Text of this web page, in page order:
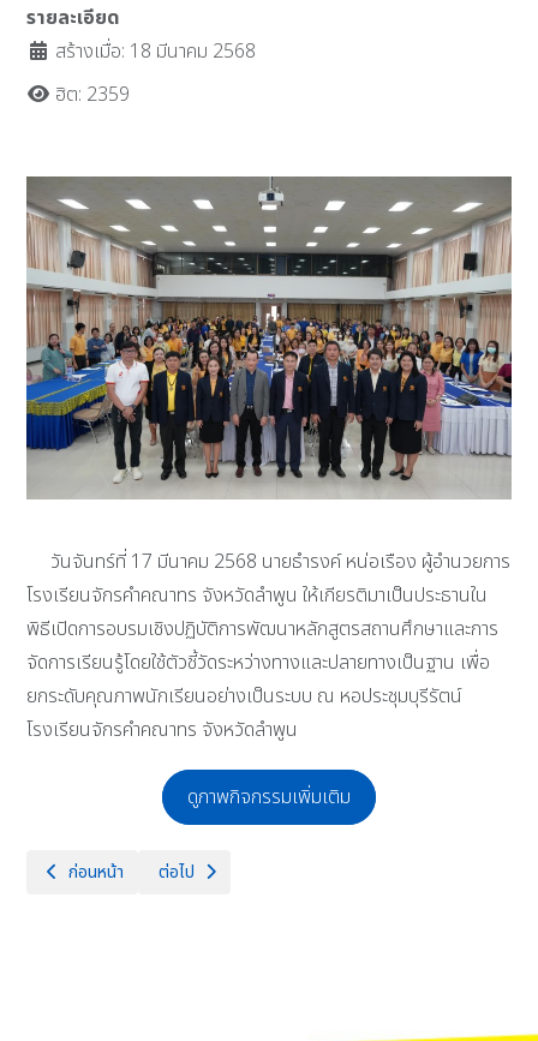
รายละเอียด
สร้างเมื่อ: 18 มีนาคม 2568
ฮิต: 2359
วันจันทร์ที่ 17 มีนาคม 2568 นายธำรงค์ หน่อเรือง ผู้อำนวยการ
โรงเรียนจักรคำคณาทร จังหวัดลำพูน ให้เกียรติมาเป็นประธานใน
พิธีเปิดการอบรมเชิงปฏิบัติการพัฒนาหลักสูตรสถานศึกษาและการ
จัดการเรียนรู้โดยใช้ตัวชี้วัดระหว่างทางและปลายทางเป็นฐาน เพื่อ
ยกระดับคุณภาพนักเรียนอย่างเป็นระบบ ณ หอประชุมบุรีรัตน์
โรงเรียนจักรคำคณาทร จังหวัดลำพูน
ดูภาพกิจกรรมเพิ่มเติม
เนื้อหาก่อนหน้า: วันจันทร์ที่ 17 มีนาคม 2568 นายธำรงค์ หน่อเรือง ผู้อำนว
ก่อนหน้า เนื้อหาถัดไป: วันเสาร์และอาทิตย์ที่ 15-16 มีนาคม 2568
ต่อไป